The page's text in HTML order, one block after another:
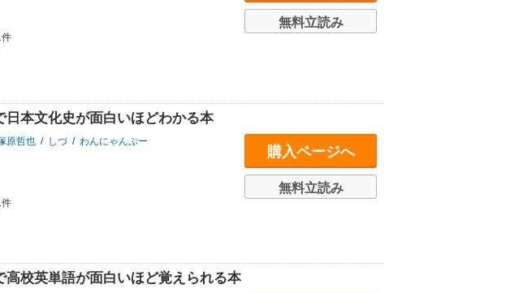
件
無料立読み
日本文化史が面白いほどわかる本
原哲也 / しづ / わんにゃんぷー
件
購入ページへ
無料立読み
高校英単語が面白いほど覚えられる本